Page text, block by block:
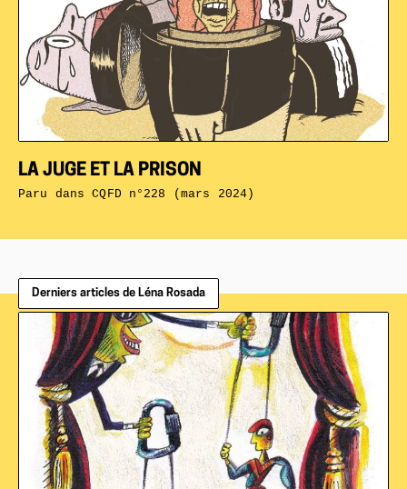
LA JUGE ET LA PRISON
Paru dansCQFD n°228 (mars 2024)
Derniers articles de Léna Rosada